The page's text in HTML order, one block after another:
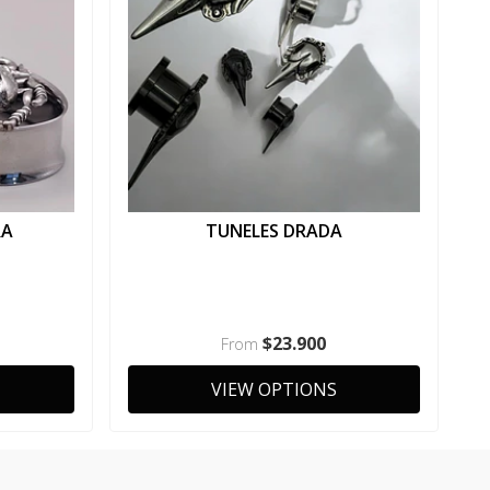
TUNELES DRADA
From$23.900
VIEW OPTIONS